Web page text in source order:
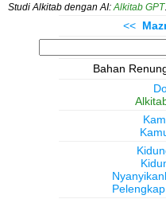
Studi Alkitab dengan AI: Alkitab GPT.
<<
Bahan